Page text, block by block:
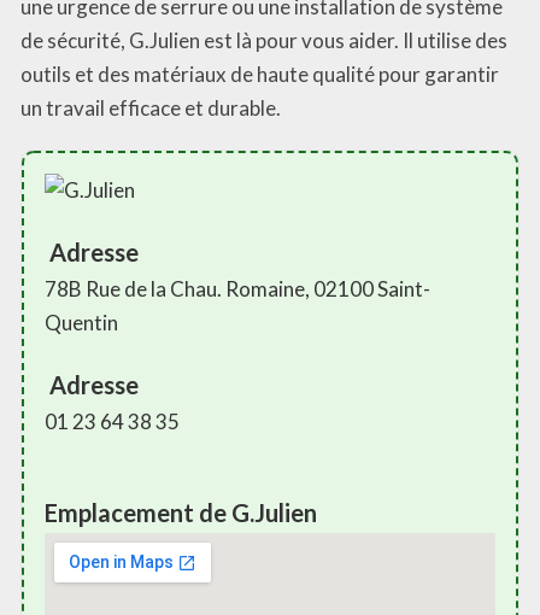
une urgence de serrure ou une installation de système
de sécurité, G.Julien est là pour vous aider. Il utilise des
outils et des matériaux de haute qualité pour garantir
un travail efficace et durable.
Adresse
78B Rue de la Chau. Romaine, 02100 Saint-
Quentin
Adresse
01 23 64 38 35
Emplacement de G.Julien